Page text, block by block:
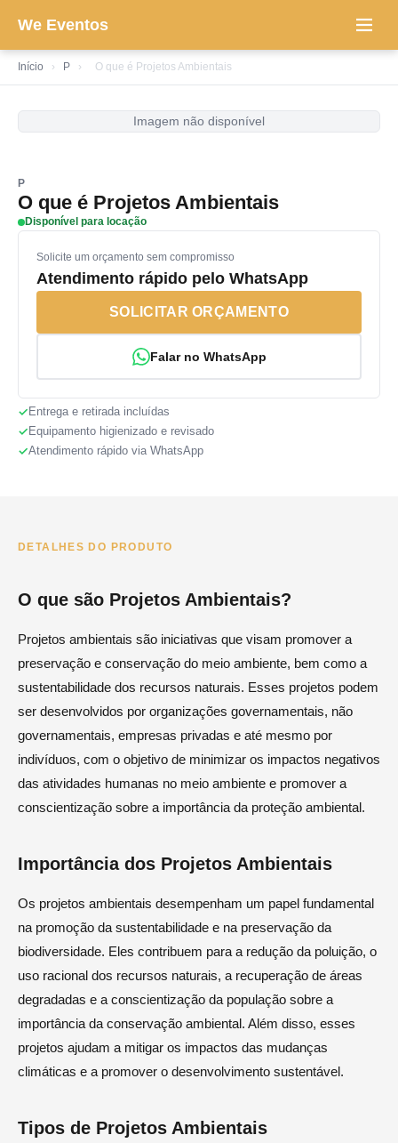
We Eventos
Início › P › O que é Projetos Ambientais
Imagem não disponível
P
O que é Projetos Ambientais
Disponível para locação
Solicite um orçamento sem compromisso
Atendimento rápido pelo WhatsApp
SOLICITAR ORÇAMENTO
Falar no WhatsApp
Entrega e retirada incluídas
Equipamento higienizado e revisado
Atendimento rápido via WhatsApp
DETALHES DO PRODUTO
O que são Projetos Ambientais?
Projetos ambientais são iniciativas que visam promover a
preservação e conservação do meio ambiente, bem como a
sustentabilidade dos recursos naturais. Esses projetos podem
ser desenvolvidos por organizações governamentais, não
governamentais, empresas privadas e até mesmo por
indivíduos, com o objetivo de minimizar os impactos negativos
das atividades humanas no meio ambiente e promover a
conscientização sobre a importância da proteção ambiental.
Importância dos Projetos Ambientais
Os projetos ambientais desempenham um papel fundamental
na promoção da sustentabilidade e na preservação da
biodiversidade. Eles contribuem para a redução da poluição, o
uso racional dos recursos naturais, a recuperação de áreas
degradadas e a conscientização da população sobre a
importância da conservação ambiental. Além disso, esses
projetos ajudam a mitigar os impactos das mudanças
climáticas e a promover o desenvolvimento sustentável.
Tipos de Projetos Ambientais